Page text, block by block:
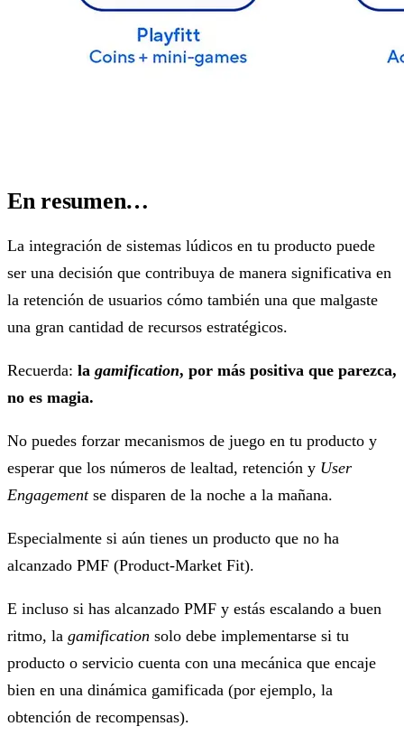
En resumen…
La integración de sistemas lúdicos en tu producto puede
ser una decisión que contribuya de manera significativa en
la retención de usuarios cómo también una que malgaste
una gran cantidad de recursos estratégicos.
Recuerda: la gamification, por más positiva que parezca,
no es magia.
No puedes forzar mecanismos de juego en tu producto y
esperar que los números de lealtad, retención y User
Engagementse disparen de la noche a la mañana.
Especialmente si aún tienes un producto que no ha
alcanzado PMF (Product-Market Fit).
E incluso si has alcanzado PMF y estás escalando a buen
ritmo, la gamification solo debe implementarse si tu
producto o servicio cuenta con una mecánica que encaje
bien en una dinámica gamificada (por ejemplo, la
obtención de recompensas).